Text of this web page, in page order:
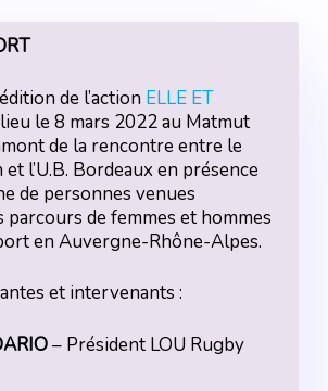
de l’action ELLE ET
le 8 mars 2022 au Matmut
de la rencontre entre le
et l’U.B. Bordeaux en présence
de personnes venues
de femmes et hommes
en Auvergne-Rhône-Alpes.
et intervenants :
– Président LOU Rugby